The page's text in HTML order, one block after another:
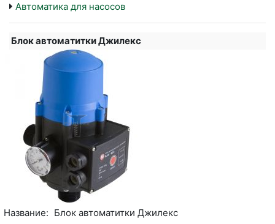
Автоматика для насосов
Блок автоматитки Джилекс
Название: Блок автоматитки Джилекс